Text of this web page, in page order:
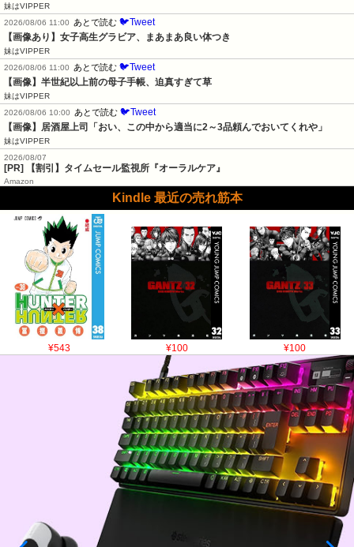
妹はVIPPER
2026/08/06 11:00
あとで読む 🐦Tweet
【画像あり】女子高生グラビア、まあまあ良い体つき
妹はVIPPER
2026/08/06 11:00
あとで読む 🐦Tweet
【画像】半世紀以上前の母子手帳、迫真すぎて草
妹はVIPPER
2026/08/06 10:00
あとで読む 🐦Tweet
【画像】居酒屋上司「おい、この中から適当に2～3品頼んでおいてくれや」
妹はVIPPER
2026/08/07
[PR] 【割引】タイムセール監視所『オーラルケア』
Amazon
Kindle 最近の売れ筋本
¥543 ¥100 ¥100